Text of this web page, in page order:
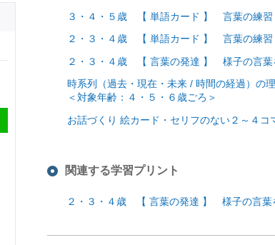
３・４・５歳 【 単語カード 】 言葉の練
２・３・４歳 【 単語カード 】 言葉の練
２・３・４歳 【 言葉の発達 】 様子の言葉
時系列（過去・現在・未来 / 時間の経過）の
＜対象年齢：４・５・６歳ごろ＞
お話づくり 絵カード・セリフのない２～４コ
関連する学習プリント
２・３・４歳 【 言葉の発達 】 様子の言葉